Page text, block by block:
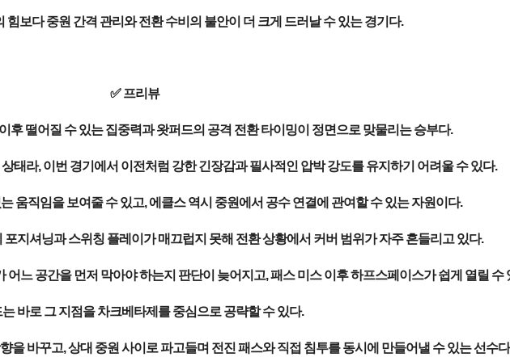
힘보다 중원 간격 관리와 전환 수비의 불안이 더 크게 드러날 수 있는 경기다.
✅ 프리뷰
후 떨어질 수 있는 집중력과 왓퍼드의 공격 전환 타이밍이 정면으로 맞물리는 승부다.
태라, 이번 경기에서 이전처럼 강한 긴장감과 필사적인 압박 강도를 유지하기 어려울 수 있다.
움직임을 보여줄 수 있고, 에클스 역시 중원에서 공수 연결에 관여할 수 있는 자원이다.
지셔닝과 스위칭 플레이가 매끄럽지 못해 전환 상황에서 커버 범위가 자주 흔들리고 있다.
느 공간을 먼저 막아야 하는지 판단이 늦어지고, 패스 미스 이후 하프스페이스가 쉽게 열릴 수
바로 그 지점을 차크베타제를 중심으로 공략할 수 있다.
을 바꾸고, 상대 중원 사이로 파고들며 전진 패스와 직접 침투를 동시에 만들어낼 수 있는 선수